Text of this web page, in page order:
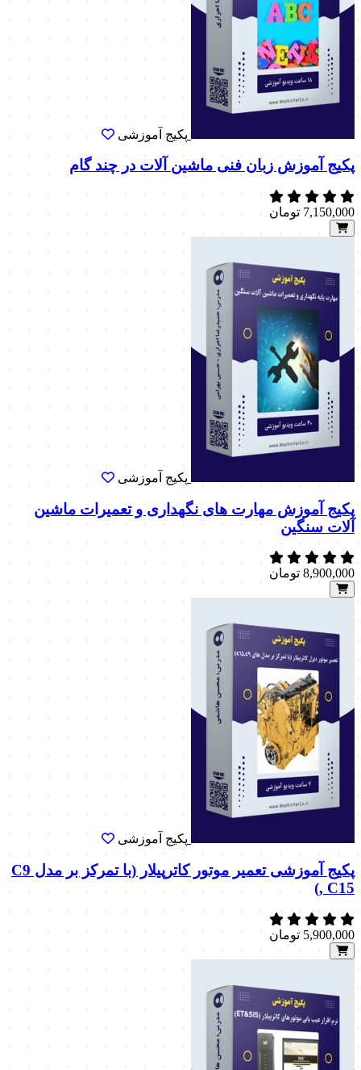
پکیج آموزشی
پکیج آموزش زبان فنی ماشین آلات در چند گام
7,150,000 تومان
پکیج آموزشی
پکیج آموزش مهارت های نگهداری و تعمیرات ماشین
آلات سنگین
8,900,000 تومان
پکیج آموزشی
پکیج آموزشی تعمیر موتور کاترپیلار (با تمرکز بر مدل C9
, C15)
5,900,000 تومان